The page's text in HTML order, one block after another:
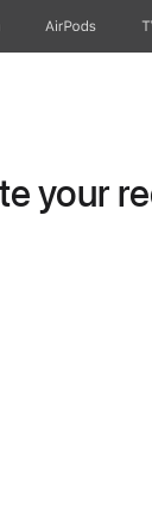
AirPods
your